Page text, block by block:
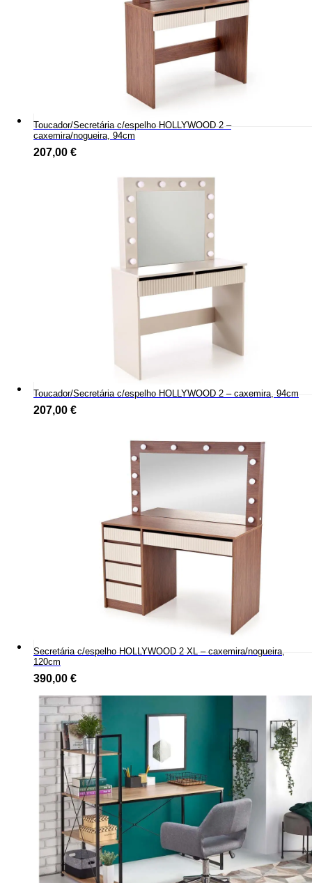
Toucador/Secretária c/espelho HOLLYWOOD 2 –
caxemira/nogueira, 94cm
207,00 €
Toucador/Secretária c/espelho HOLLYWOOD 2 – caxemira, 94cm
207,00 €
Secretária c/espelho HOLLYWOOD 2 XL – caxemira/nogueira,
120cm
390,00 €